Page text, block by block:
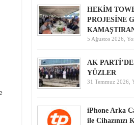
HEKİM
PROJESİNE
5 Ağustos 2026,
AK
YÜZLER
31 Temmuz 2026,
iPhone Arka
ile Cihazınızı